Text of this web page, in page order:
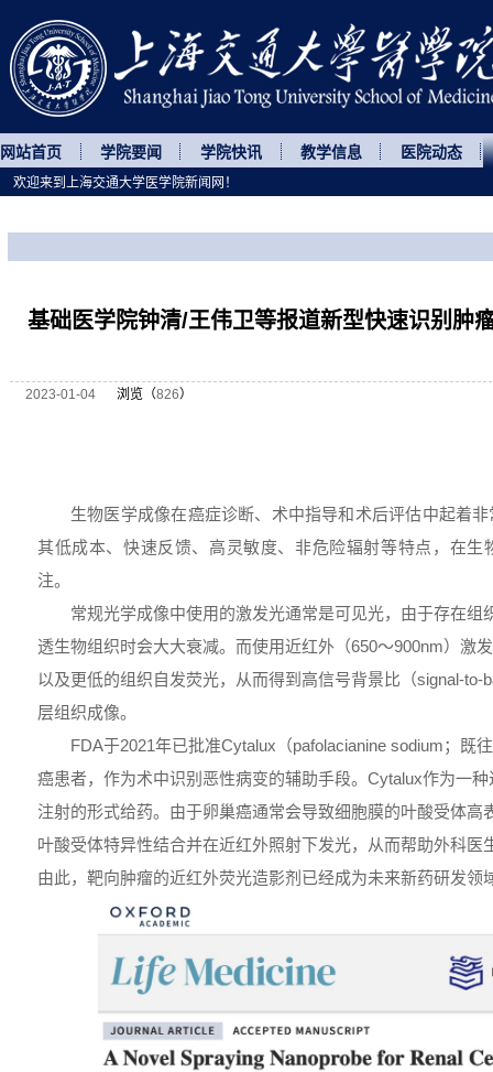
网站首页 学院要闻 学院快讯 教学信息 医院动态
基础医学院钟清/王伟卫等报道新型快速识别肿
2023-01-04 浏览（826）
生物医学成像在癌症诊断、术中指导和术后评估中起着
其低成本、快速反馈、高灵敏度、非危险辐射等特点，在生
注。
常规光学成像中使用的激发光通常是可见光，由于存在组
透生物组织时会大大衰减。而使用近红外（650～900nm）激
以及更低的组织自发荧光，从而得到高信号背景比（signal-to-
层组织成像。
FDA于2021年已批准Cytalux（pafolacianine sodium；既
癌患者，作为术中识别恶性病变的辅助手段。Cytalux作为一
注射的形式给药。由于卵巢癌通常会导致细胞膜的叶酸受体高
叶酸受体特异性结合并在近红外照射下发光，从而帮助外科医
由此，靶向肿瘤的近红外荧光造影剂已经成为未来新药研发领
欢迎来到上海交通大学医学院新闻网！